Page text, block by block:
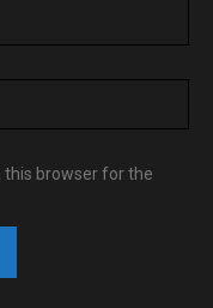
this browser for the